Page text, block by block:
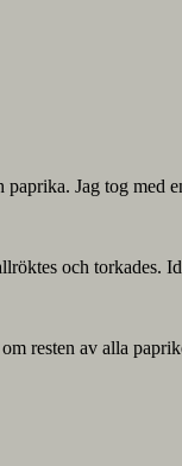
Jag tog med
och torkades.
resten av alla